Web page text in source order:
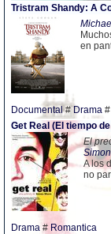
Tristram Shandy: A
en
Documental#Drama #
Get Real (El tiempo
El
A los
no
Drama # Romantica